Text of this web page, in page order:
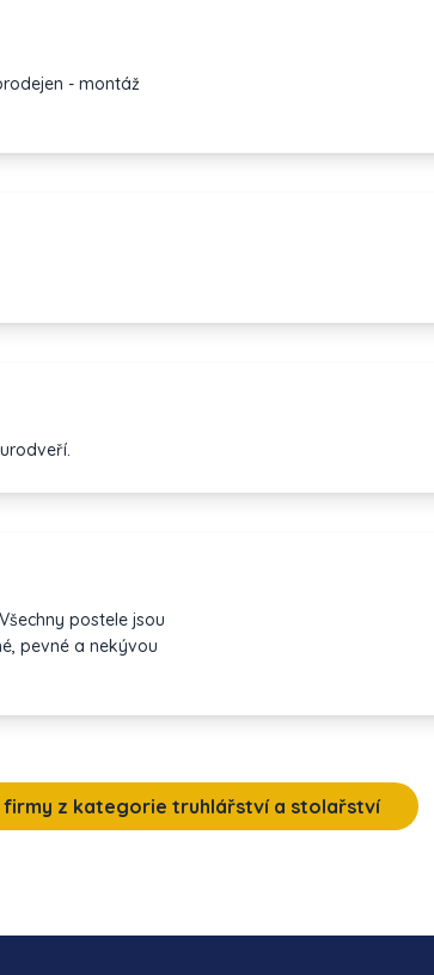
- montáž
postele jsou
pevné a nekývou
firmy z kategorie truhlářství a stolařství